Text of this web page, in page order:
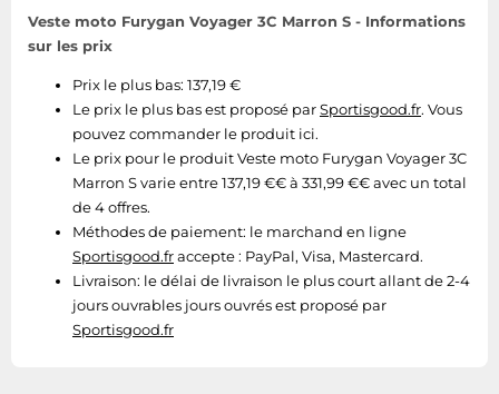
Veste moto Furygan Voyager 3C Marron S - Informations
sur les prix
Prix le plus bas: 137,19 €
Le prix le plus bas est proposé parSportisgood.fr. Vous
pouvez commander le produit ici.
Le prix pour le produit Veste moto Furygan Voyager 3C
Marron S varie entre 137,19 €€ à 331,99 €€ avec un total
de 4 offres.
Méthodes de paiement: le marchand en ligne
Sportisgood.fraccepte : PayPal, Visa, Mastercard.
Livraison: le délai de livraison le plus court allant de 2-4
jours ouvrables jours ouvrés est proposé par
Sportisgood.fr